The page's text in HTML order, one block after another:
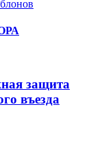
защита
въезда